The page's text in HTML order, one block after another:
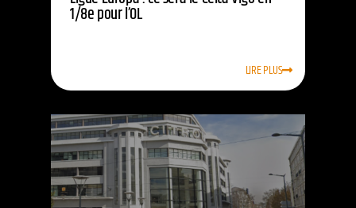
1/8e pour l’OL
LIRE PLUS